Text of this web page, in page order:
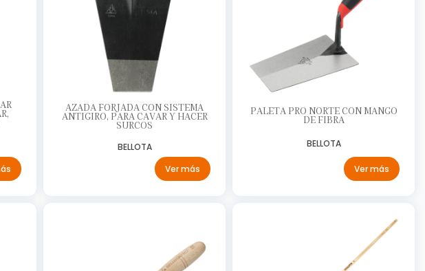
AZADA FORJADA CON SISTEMA
ANTIGIRO, PARA CAVAR Y HACER
SURCOS
BELLOTA
Ver más
PALETA PRO NORTE CON MANGO
DE FIBRA
BELLOTA
Ver más